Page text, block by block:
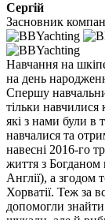
Сергій
Засновник
Навчання на
на день
Спершу
тільки
які з нами були в
навчалися та
навесні 2016-го
життя з Богданом
Англії), а згодом
Хорватії. Теж за
допомогли